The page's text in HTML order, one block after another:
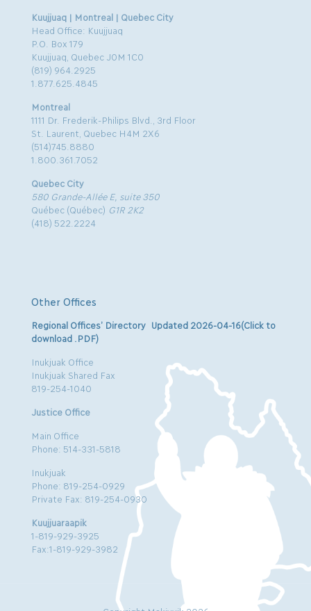
Kuujjuaq | Montreal | Quebec City
Head Office: Kuujjuaq
P.O. Box 179
Kuujjuaq, Quebec J0M 1C0
(819) 964.2925
1.877.625.4845
Montreal
1111 Dr. Frederik-Philips Blvd., 3rd Floor
St. Laurent, Quebec H4M 2X6
(514)745.8880
1.800.361.7052
Quebec City
580 Grande-Allée E, suite 350
Québec (Québec) G1R 2K2
(418) 522.2224
Other Offices
Regional Offices’ Directory Updated 2026-04-16(Click to
download .PDF)
Inukjuak Office
Inukjuak Shared Fax
819-254-1040
Justice Office
Main Office
Phone: 514-331-5818
Inukjuak
Phone: 819-254-0929
Private Fax: 819-254-0930
Kuujjuaraapik
1-819-929-3925
Fax:1-819-929-3982